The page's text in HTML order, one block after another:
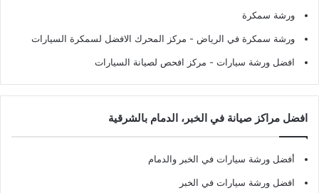
ورشة سمكرة
ورشة سمكرة في الرياض - مركز المحرك الافضل لسمكرة السيارات
افضل ورشة سيارات - مركز افحص لصيانة السيارات
افضل مراكز صيانة في الخبر، الدمام بالشرقية
أفضل ورشة سيارات في الخبر والدمام
افضل ورشة سيارات في الخبر